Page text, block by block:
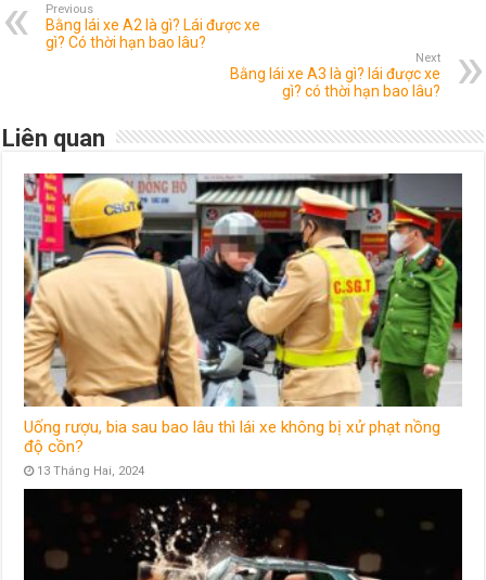
Previous
Bằng lái xe A2 là gì? Lái được xe
gì? Có thời hạn bao lâu?
Next
Bằng lái xe A3 là gì? lái được xe
gì? có thời hạn bao lâu?
Liên quan
Uống rượu, bia sau bao lâu thì lái xe không bị xử phạt nồng
độ cồn?
13 Tháng Hai, 2024